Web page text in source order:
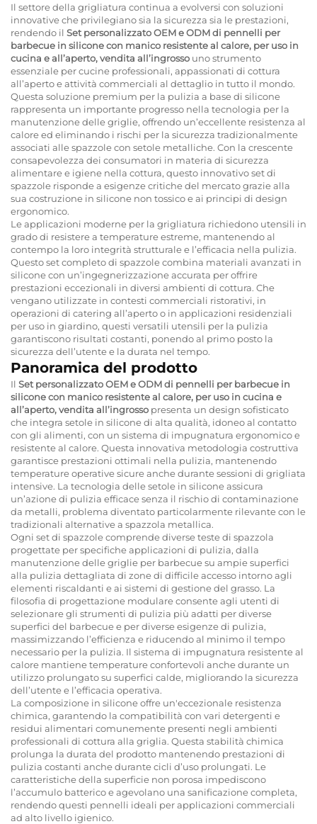
Il settore della grigliatura continua a evolversi con soluzioni
innovative che privilegiano sia la sicurezza sia le prestazioni,
rendendo il Set personalizzato OEM e ODM di pennelli per
barbecue in silicone con manico resistente al calore, per uso in
cucina e all’aperto, vendita all’ingrosso uno strumento
essenziale per cucine professionali, appassionati di cottura
all’aperto e attività commerciali al dettaglio in tutto il mondo.
Questa soluzione premium per la pulizia a base di silicone
rappresenta un importante progresso nella tecnologia per la
manutenzione delle griglie, offrendo un’eccellente resistenza al
calore ed eliminando i rischi per la sicurezza tradizionalmente
associati alle spazzole con setole metalliche. Con la crescente
consapevolezza dei consumatori in materia di sicurezza
alimentare e igiene nella cottura, questo innovativo set di
spazzole risponde a esigenze critiche del mercato grazie alla
sua costruzione in silicone non tossico e ai principi di design
ergonomico.
Le applicazioni moderne per la grigliatura richiedono utensili in
grado di resistere a temperature estreme, mantenendo al
contempo la loro integrità strutturale e l’efficacia nella pulizia.
Questo set completo di spazzole combina materiali avanzati in
silicone con un’ingegnerizzazione accurata per offrire
prestazioni eccezionali in diversi ambienti di cottura. Che
vengano utilizzate in contesti commerciali ristorativi, in
operazioni di catering all’aperto o in applicazioni residenziali
per uso in giardino, questi versatili utensili per la pulizia
garantiscono risultati costanti, ponendo al primo posto la
sicurezza dell’utente e la durata nel tempo.
Panoramica del prodotto
Il Set personalizzato OEM e ODM di pennelli per barbecue in
silicone con manico resistente al calore, per uso in cucina e
all’aperto, vendita all’ingrosso presenta un design sofisticato
che integra setole in silicone di alta qualità, idoneo al contatto
con gli alimenti, con un sistema di impugnatura ergonomico e
resistente al calore. Questa innovativa metodologia costruttiva
garantisce prestazioni ottimali nella pulizia, mantenendo
temperature operative sicure anche durante sessioni di grigliata
intensive. La tecnologia delle setole in silicone assicura
un’azione di pulizia efficace senza il rischio di contaminazione
da metalli, problema diventato particolarmente rilevante con le
tradizionali alternative a spazzola metallica.
Ogni set di spazzole comprende diverse teste di spazzola
progettate per specifiche applicazioni di pulizia, dalla
manutenzione delle griglie per barbecue su ampie superfici
alla pulizia dettagliata di zone di difficile accesso intorno agli
elementi riscaldanti e ai sistemi di gestione del grasso. La
filosofia di progettazione modulare consente agli utenti di
selezionare gli strumenti di pulizia più adatti per diverse
superfici del barbecue e per diverse esigenze di pulizia,
massimizzando l’efficienza e riducendo al minimo il tempo
necessario per la pulizia. Il sistema di impugnatura resistente al
calore mantiene temperature confortevoli anche durante un
utilizzo prolungato su superfici calde, migliorando la sicurezza
dell’utente e l’efficacia operativa.
La composizione in silicone offre un'eccezionale resistenza
chimica, garantendo la compatibilità con vari detergenti e
residui alimentari comunemente presenti negli ambienti
professionali di cottura alla griglia. Questa stabilità chimica
prolunga la durata del prodotto mantenendo prestazioni di
pulizia costanti anche durante cicli d’uso prolungati. Le
caratteristiche della superficie non porosa impediscono
l’accumulo batterico e agevolano una sanificazione completa,
rendendo questi pennelli ideali per applicazioni commerciali
ad alto livello igienico.